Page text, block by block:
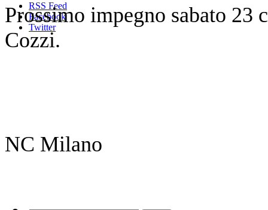
RSS Feed
Facebook
Twitter
Prossimo impegno sabato 23
Cozzi.
NC Milano